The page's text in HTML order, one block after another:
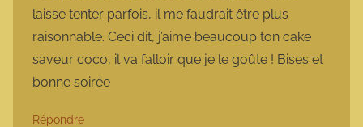
laisse tenter parfois, il me faudrait être plus
raisonnable. Ceci dit, j’aime beaucoup ton cake
saveur coco, il va falloir que je le goûte ! Bises et
bonne soirée
Répondre